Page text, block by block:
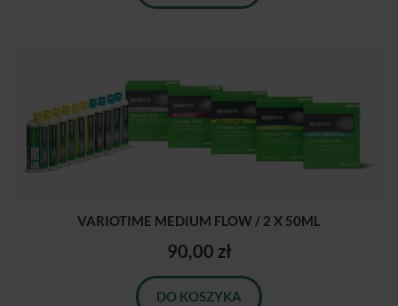
VARIOTIME MEDIUM FLOW / 2 X 50ML
90,00 zł
DO KOSZYKA